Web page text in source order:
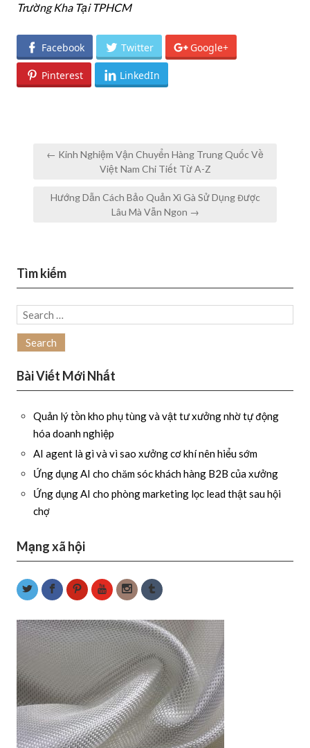
Trường Kha Tại TPHCM
Facebook Twitter Google+
Pinterest LinkedIn
Post
navigation
← Kinh Nghiệm Vận Chuyển Hàng Trung Quốc Về
Việt Nam Chi Tiết Từ A-Z
Hướng Dẫn Cách Bảo Quản Xì Gà Sử Dụng Được
Lâu Mà Vẫn Ngon →
Tìm kiếm
Search
Bài Viết Mới Nhất
Quản lý tồn kho phụ tùng và vật tư xưởng nhờ tự động
hóa doanh nghiệp
AI agent là gì và vì sao xưởng cơ khí nên hiểu sớm
Ứng dụng AI cho chăm sóc khách hàng B2B của xưởng
Ứng dụng AI cho phòng marketing lọc lead thật sau hội
chợ
Mạng xã hội